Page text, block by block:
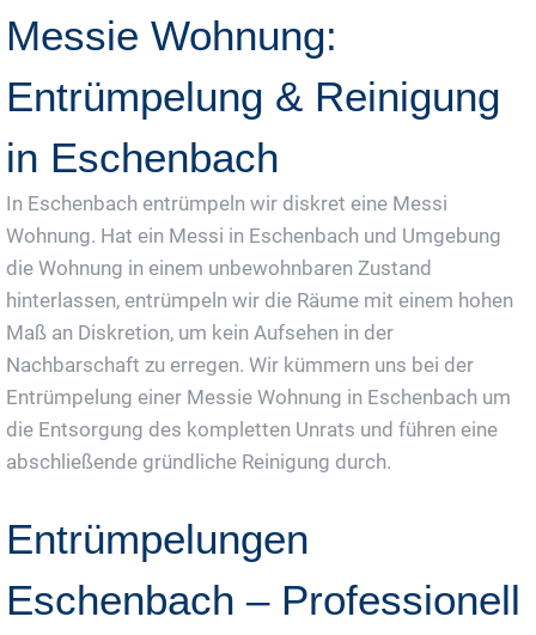
Messie Wohnung:
Entrümpelung & Reinigung
in Eschenbach
In Eschenbach entrümpeln wir diskret eine Messi
Wohnung. Hat ein Messi in Eschenbach und Umgebung
die Wohnung in einem unbewohnbaren Zustand
hinterlassen, entrümpeln wir die Räume mit einem hohen
Maß an Diskretion, um kein Aufsehen in der
Nachbarschaft zu erregen. Wir kümmern uns bei der
Entrümpelung einer Messie Wohnung in Eschenbach um
die Entsorgung des kompletten Unrats und führen eine
abschließende gründliche Reinigung durch.
Entrümpelungen
Eschenbach – Professionell